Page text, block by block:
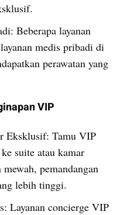
Beberapa layanan
medis pribadi di
perawatan yang
VIP
Eksklusif: Tamu VIP
suite atau kamar
pemandangan
lebih tinggi.
Layanan concierge VIP